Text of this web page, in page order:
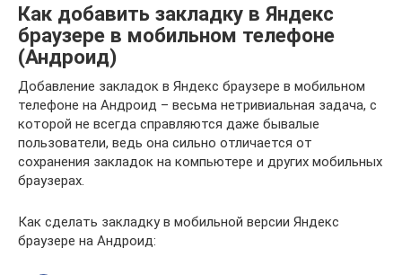
Как добавить закладку в Яндекс
браузере в мобильном телефоне
(Андроид)
Добавление закладок в Яндекс браузере в мобильном
телефоне на Андроид – весьма нетривиальная задача, с
которой не всегда справляются даже бывалые
пользователи, ведь она сильно отличается от
сохранения закладок на компьютере и других мобильных
браузерах.
Как сделать закладку в мобильной версии Яндекс
браузере на Андроид: